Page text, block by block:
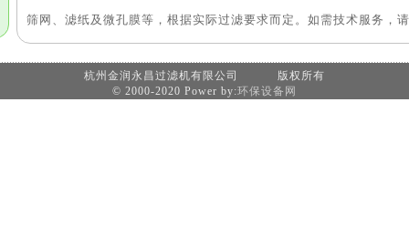
筛网、滤纸及微孔膜等，根据实际过滤要求而定。如需技术服务，请
杭州金润永昌过滤机有限公司 版权所有
© 2000-2020 Power by:环保设备网